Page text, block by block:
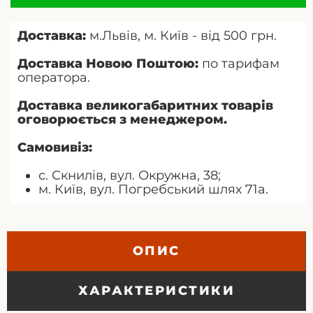
Доставка: м.Львів, м. Київ - від 500 грн.
Доставка Новою Поштою: по тарифам
оператора.
Доставка великогабаритних товарів
оговорюється з менеджером.
Самовивіз:
с. Скнилів, вул. Окружна, 38;
м. Київ, вул. Погребський шлях 71а.
ОПИС
ХАРАКТЕРИСТИКИ